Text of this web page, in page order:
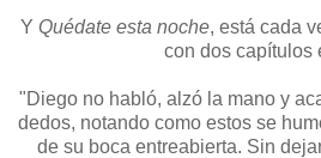
Y Quédate esta noche, está cada
con dos capítulos
"Diego no habló, alzó la mano y
dedos, notando como estos se
de su boca entreabierta. Sin